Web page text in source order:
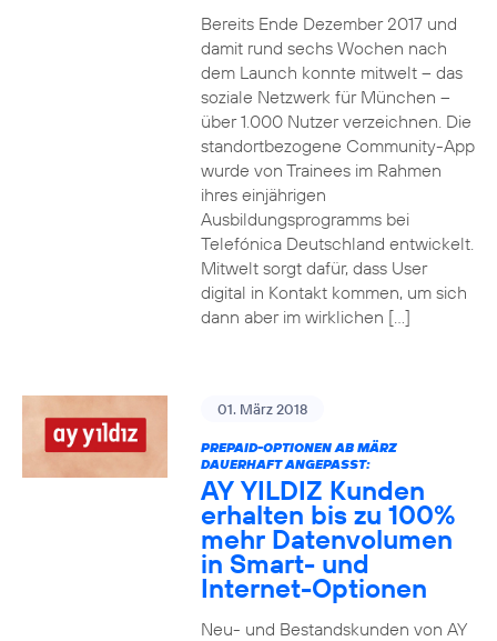
Bereits Ende Dezember 2017 und
damit rund sechs Wochen nach
dem Launch konnte mitwelt – das
soziale Netzwerk für München –
über 1.000 Nutzer verzeichnen. Die
standortbezogene Community-App
wurde von Trainees im Rahmen
ihres einjährigen
Ausbildungsprogramms bei
Telefónica Deutschland entwickelt.
Mitwelt sorgt dafür, dass User
digital in Kontakt kommen, um sich
dann aber im wirklichen […]
01. März 2018
PREPAID-OPTIONEN AB MÄRZ
DAUERHAFT ANGEPASST:
AY YILDIZ Kunden
erhalten bis zu 100%
mehr Datenvolumen
in Smart- und
Internet-Optionen
Neu- und Bestandskunden von AY